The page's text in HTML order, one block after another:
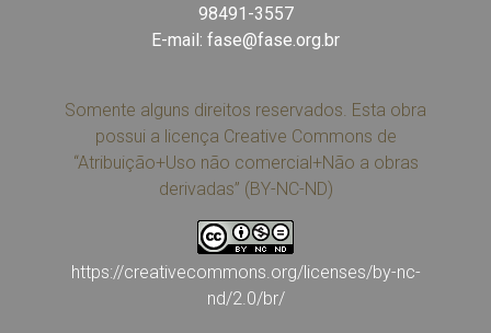
98491-3557
E-mail: fase@fase.org.br
Somente alguns direitos reservados. Esta obra
possui a licença Creative Commons de
“Atribuição+Uso não comercial+Não a obras
derivadas” (BY-NC-ND)
https://creativecommons.org/licenses/by-nc-
nd/2.0/br/